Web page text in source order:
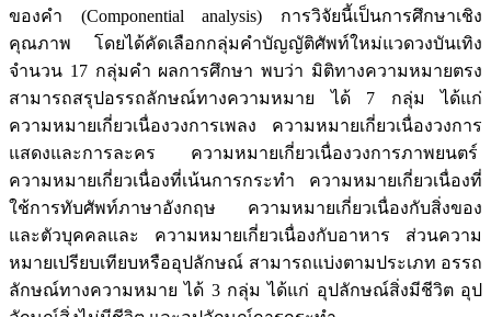
ของคำ (Componential analysis) การวิจัยนี้เป็นการศึกษาเชิง
คุณภาพ โดยได้คัดเลือกกลุ่มคำบัญญัติศัพท์ใหม่แวดวงบันเทิง
จำนวน 17 กลุ่มคำ ผลการศึกษา พบว่า มิติทางความหมายตรง
สามารถสรุปอรรถลักษณ์ทางความหมาย ได้ 7 กลุ่ม ได้แก่
ความหมายเกี่ยวเนื่องวงการเพลง ความหมายเกี่ยวเนื่องวงการ
แสดงและการละคร ความหมายเกี่ยวเนื่องวงการภาพยนตร์
ความหมายเกี่ยวเนื่องที่เน้นการกระทำ ความหมายเกี่ยวเนื่องที่
ใช้การทับศัพท์ภาษาอังกฤษ ความหมายเกี่ยวเนื่องกับสิ่งของ
และตัวบุคคลและ ความหมายเกี่ยวเนื่องกับอาหาร ส่วนความ
หมายเปรียบเทียบหรืออุปลักษณ์ สามารถแบ่งตามประเภท อรรถ
ลักษณ์ทางความหมาย ได้ 3 กลุ่ม ได้แก่ อุปลักษณ์สิ่งมีชีวิต อุป